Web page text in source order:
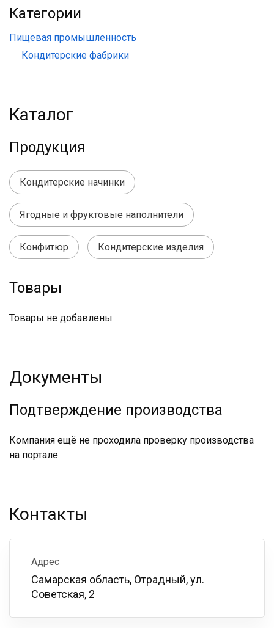
Категории
Пищевая промышленность
Кондитерские фабрики
Каталог
Продукция
Кондитерские начинки
Ягодные и фруктовые наполнители
Конфитюр Кондитерские изделия
Товары
Товары не добавлены
Документы
Подтверждение производства
Компания ещё не проходила проверку производства
на портале.
Контакты
Адрес
Самарская область, Отрадный, ул.
Советская, 2